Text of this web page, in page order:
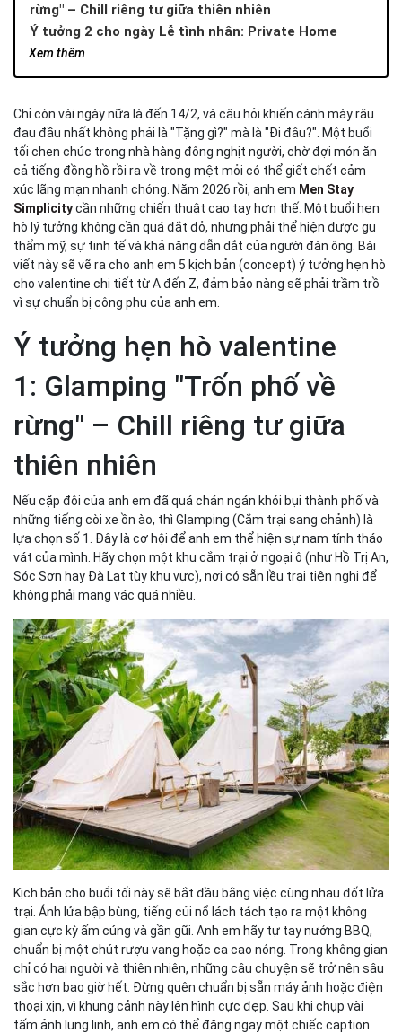
Xem thêm
rừng" – Chill riêng tư giữa thiên nhiên
Ý tưởng 2 cho ngày Lễ tình nhân: Private Home
Cinema – Rạp phim 5 sao tại gia
Ý tưởng hẹn hò Couple Workshop – Cùng nhau "tạo
Hẹn hò với Food Tour "Sập Sàn" – Con đường ngắn
nhất đến trái tim
Ý tưởng hẹn hò cho cặp đôi yêu xa - Virtual Date
Combo Chỉnh Chu Toàn Diện – "Vũ khí bí mật" tút tát
phong độ trước giờ G
Kết luận
Chỉ còn vài ngày nữa là đến 14/2, và câu hỏi khiến cánh mày râu
đau đầu nhất không phải là "Tặng gì?" mà là "Đi đâu?". Một buổi
tối chen chúc trong nhà hàng đông nghịt người, chờ đợi món ăn
cả tiếng đồng hồ rồi ra về trong mệt mỏi có thể giết chết cảm
xúc lãng mạn nhanh chóng. Năm 2026 rồi, anh em Men Stay
Simplicitycần những chiến thuật cao tay hơn thế. Một buổi hẹn
hò lý tưởng không cần quá đắt đỏ, nhưng phải thể hiện được gu
thẩm mỹ, sự tinh tế và khả năng dẫn dắt của người đàn ông. Bài
viết này sẽ vẽ ra cho anh em 5 kịch bản (concept) ý tưởng hẹn hò
cho valentine chi tiết từ A đến Z, đảm bảo nàng sẽ phải trầm trồ
vì sự chuẩn bị công phu của anh em.
Ý tưởng hẹn hò valentine
1: Glamping "Trốn phố về
rừng" – Chill riêng tư giữa
thiên nhiên
Nếu cặp đôi của anh em đã quá chán ngán khói bụi thành phố và
những tiếng còi xe ồn ào, thì Glamping (Cắm trại sang chảnh) là
lựa chọn số 1. Đây là cơ hội để anh em thể hiện sự nam tính tháo
vát của mình. Hãy chọn một khu cắm trại ở ngoại ô (như Hồ Trị An,
Sóc Sơn hay Đà Lạt tùy khu vực), nơi có sẵn lều trại tiện nghi để
không phải mang vác quá nhiều.
Kịch bản cho buổi tối này sẽ bắt đầu bằng việc cùng nhau đốt lửa
trại. Ánh lửa bập bùng, tiếng củi nổ lách tách tạo ra một không
gian cực kỳ ấm cúng và gần gũi. Anh em hãy tự tay nướng BBQ,
chuẩn bị một chút rượu vang hoặc ca cao nóng. Trong không gian
chỉ có hai người và thiên nhiên, những câu chuyện sẽ trở nên sâu
sắc hơn bao giờ hết. Đừng quên chuẩn bị sẵn máy ảnh hoặc điện
thoại xịn, vì khung cảnh này lên hình cực đẹp. Sau khi chụp vài
tấm ảnh lung linh, anh em có thể đăng ngay một chiếc caption